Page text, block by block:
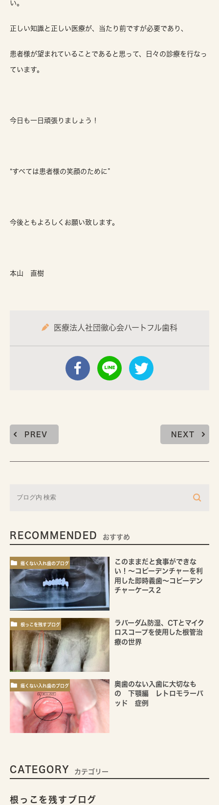
い。
正しい知識と正しい医療が、当たり前ですが必要であり、
患者様が望まれていることであると思って、日々の診療を行なっ
ています。
今日も一日頑張りましょう！
“すべては患者様の笑顔のために”
今後ともよろしくお願い致します。
本山 直樹
医療法人社団徹心会ハートフル歯科
PREV NEXT
RECOMMENDED おすすめ
痛くない入れ歯のブログ
このままだと食事ができな
い！～コピーデンチャーを利
用した即時義歯～コピーデン
チャーケース２
根っこを残すブログ
ラバーダム防湿、CTとマイク
ロスコープを使用した根管治
療の世界
痛くない入れ歯のブログ
奥歯のない入歯に大切なも
の 下顎編 レトロモラーパ
ッド 症例
CATEGORY カテゴリー
根っこを残すブログ